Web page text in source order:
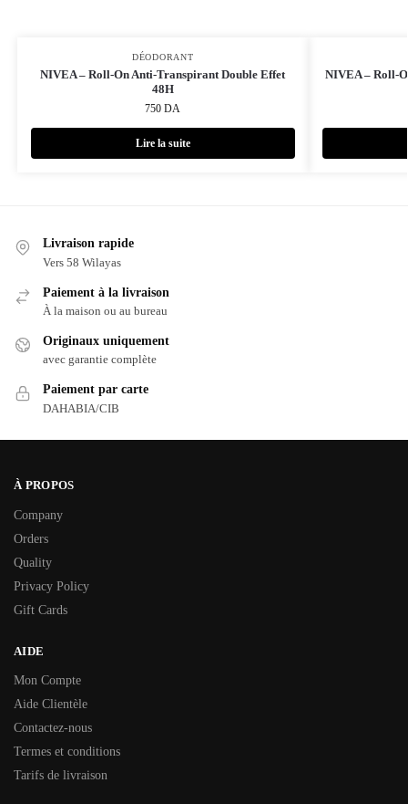
DÉODORANT
NIVEA – Roll-On Anti-Transpirant Double Effet
48H
750DA
Lire la suite
NIVEA – Roll-
Livraison rapide
Vers 58 Wilayas
Paiement à la livraison
À la maison ou au bureau
Originaux uniquement
avec garantie complète
Paiement par carte
DAHABIA/CIB
À PROPOS
Company
Orders
Quality
Privacy Policy
Gift Cards
AIDE
Mon Compte
Aide Clientèle
Contactez-nous
Termes et conditions
Tarifs de livraison